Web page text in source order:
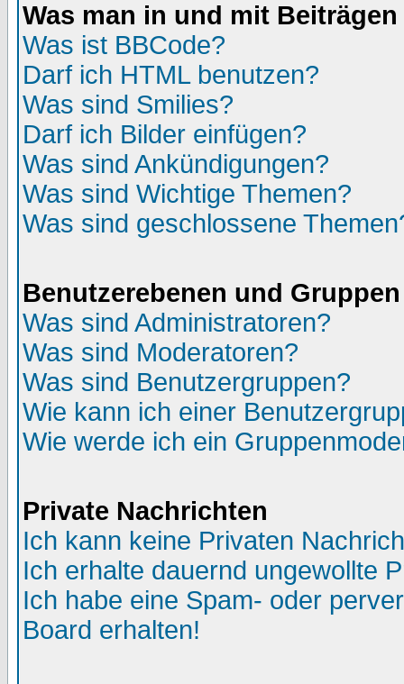
Was man in und mit
Was ist BBCode?
Darf ich HTML benutzen?
Was sind Smilies?
Darf ich Bilder einfügen?
Was sind Ankündigungen?
Was sind Wichtige Themen?
Was sind geschlossene
Benutzerebenen und Gruppen
Was sind Administratoren?
Was sind Moderatoren?
Was sind Benutzergruppen?
Wie kann ich einer
Wie werde ich ein
Private Nachrichten
Ich kann keine Privaten
Ich erhalte dauernd ungewollte
Ich habe eine Spam- oder
Board erhalten!